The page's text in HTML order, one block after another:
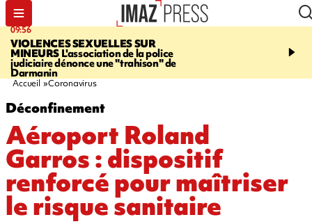
09:56
VIOLENCES SEXUELLES SUR
MINEURS L'association de la police
judiciaire dénonce une "trahison" de
Darmanin
12:19
grièvement blessé à
Accueil Coronavirus
Déconfinement
Aéroport Roland
Garros : dispositif
renforcé pour maîtriser
le risque sanitaire